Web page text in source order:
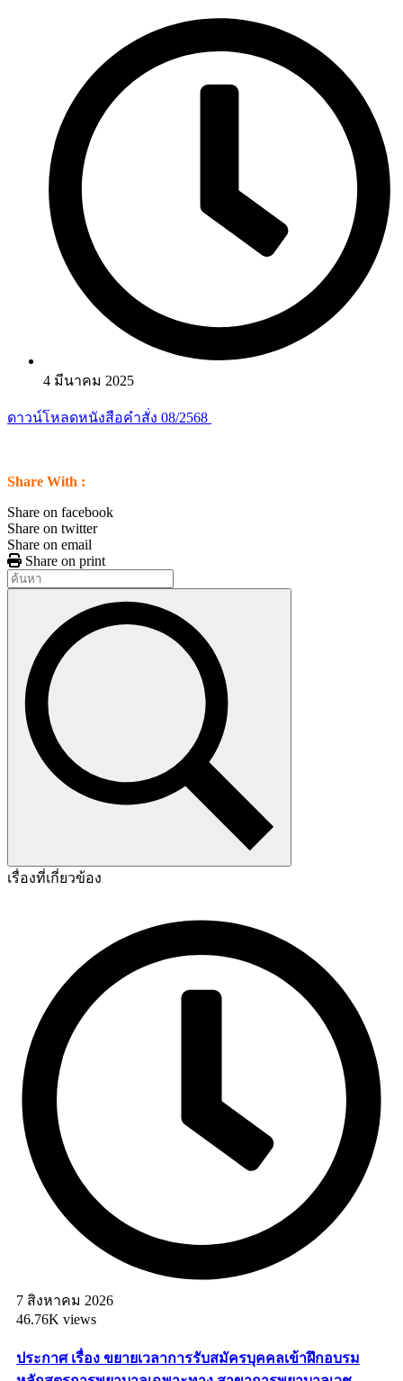
4 มีนาคม 2025
ดาวน์โหลดหนังสือคำสั่ง 08/2568
Share With :
Share on facebook
Share on twitter
Share on email
Share on print
เรื่องที่เกี่ยวข้อง
7 สิงหาคม 2026
46.76K views
ประกาศ เรื่อง ขยายเวลาการรับสมัครบุคคลเข้าฝึกอบรม